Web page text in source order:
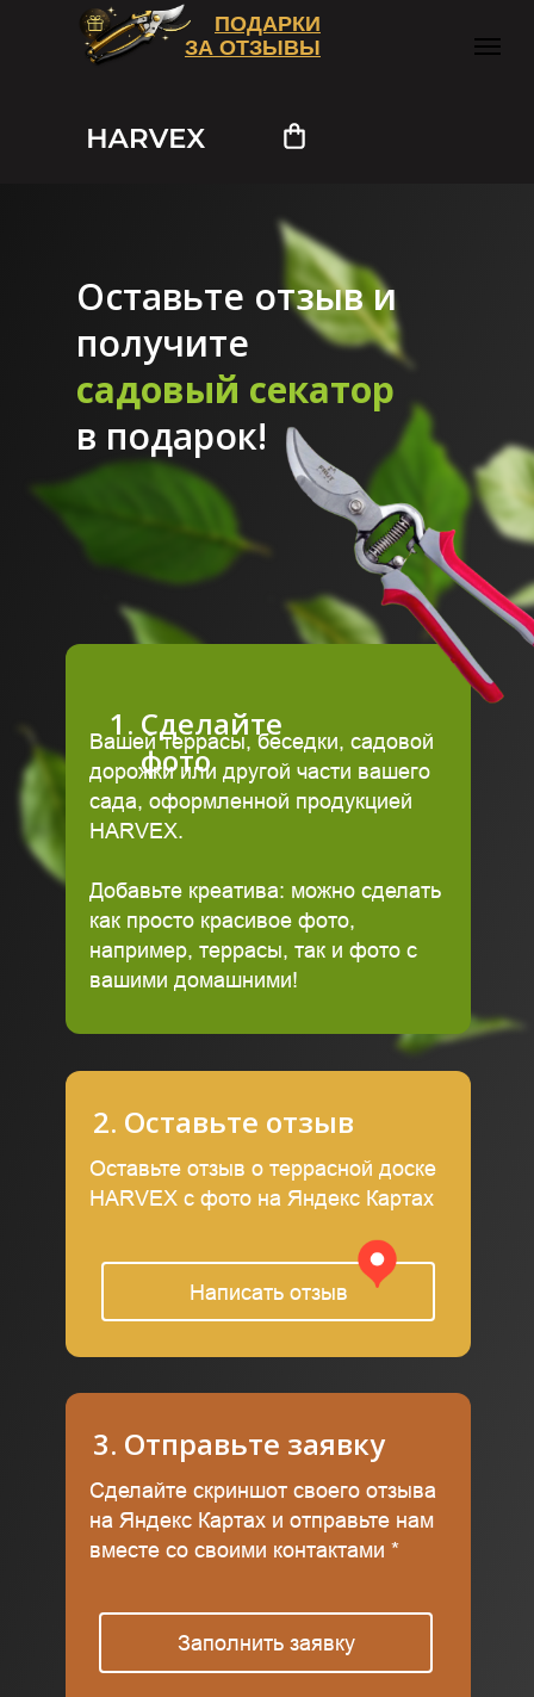
ПОДАРКИ
ЗА ОТЗЫВЫ
Оставьте отзыв и
получите
садовый секатор
в подарок!
Вашей террасы, беседки, садовой
дорожки или другой части вашего
сада, оформленной продукцией
HARVEX.
Добавьте креатива: можно сделать
как просто красивое фото,
например, террасы, так и фото с
вашими домашними!
Сделайте
фото
Оставьте отзыв о террасной доске
HARVEX с фото на Яндекс Картах
2. Оставьте отзыв
Написать отзыв
Сделайте скриншот своего отзыва
на Яндекс Картах и отправьте нам
вместе со своими контактами *
3. Отправьте заявку
Заполнить заявку
О компании → Медиа и новости